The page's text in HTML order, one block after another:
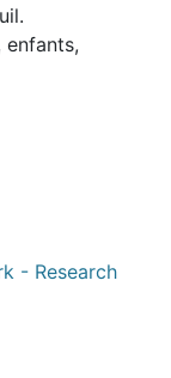
enfants,
- Research